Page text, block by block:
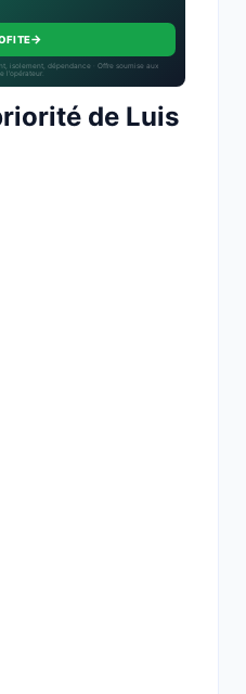
→
isolement, dépendance · Offre soumise aux
l’opérateur.
de Luis